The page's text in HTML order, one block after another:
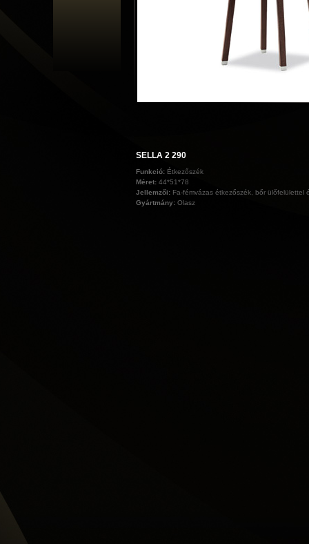
SELLA 2 290
Funkció: Étkezőszék
Méret: 44*51*78
Jellemzői: Fa-fémvázas étkezőszék, bőr ülőfelülettel
Gyártmány: Olasz